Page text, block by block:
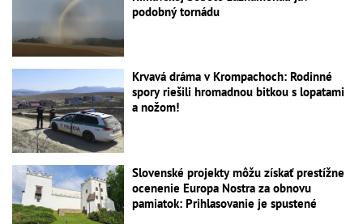
podobný tornádu
Krvavá dráma v Krompachoch: Rodinné
spory riešili hromadnou bitkou s lopatami
a nožom!
Slovenské projekty môžu získať prestížne
ocenenie Europa Nostra za obnovu
pamiatok: Prihlasovanie je spustené